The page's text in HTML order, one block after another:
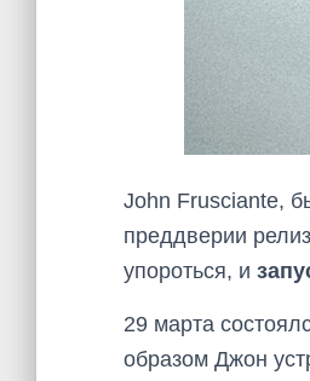
John Frusciante,
преддверии
упороться, и
29 марта
образом Джон